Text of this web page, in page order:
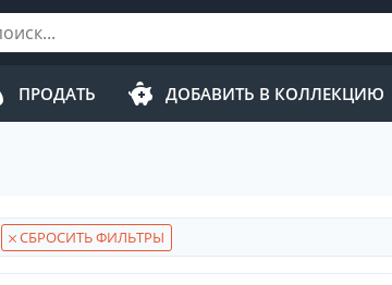
ПРОДАТЬ ДОБАВИТЬ В КОЛЛЕКЦИЮ
СБРОСИТЬ ФИЛЬТРЫ